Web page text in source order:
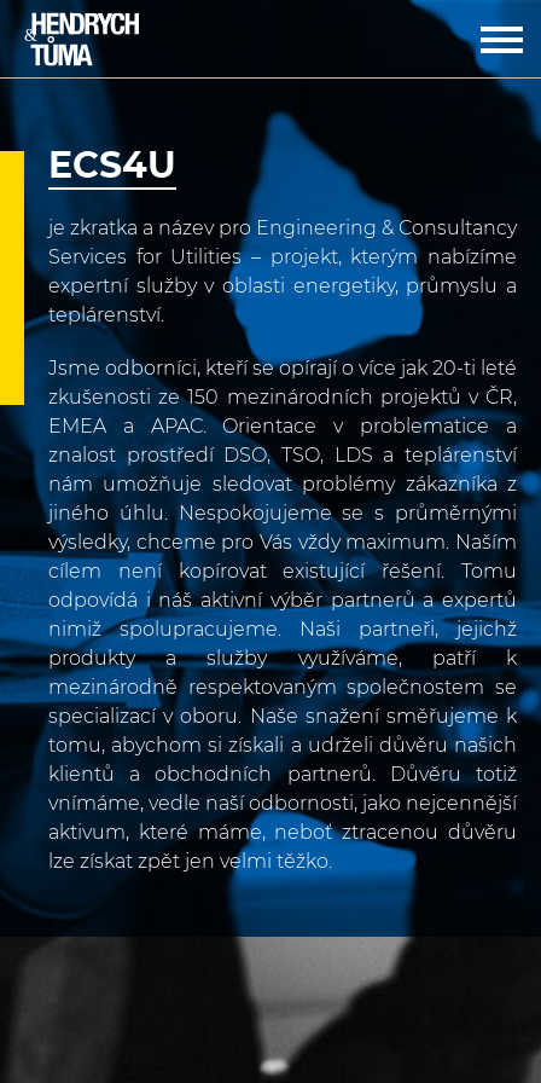
Miloš Tůma
O projektu
Portfolio služeb
Kontakty
ECS4U
je zkratka a název pro Engineering & Consultancy
Services for Utilities – projekt, kterým nabízíme
expertní služby v oblasti energetiky, průmyslu a
teplárenství.
Jsme odborníci, kteří se opírají o více jak 20-ti leté
zkušenosti ze 150 mezinárodních projektů v ČR,
EMEA a APAC. Orientace v problematice a
znalost prostředí DSO, TSO, LDS a teplárenství
nám umožňuje sledovat problémy zákazníka z
jiného úhlu. Nespokojujeme se s průměrnými
výsledky, chceme pro Vás vždy maximum. Naším
cílem není kopírovat existující řešení. Tomu
odpovídá i náš aktivní výběr partnerů a expertů
nimiž spolupracujeme. Naši partneři, jejichž
produkty a služby využíváme, patří k
mezinárodně respektovaným společnostem se
specializací v oboru. Naše snažení směřujeme k
tomu, abychom si získali a udrželi důvěru našich
klientů a obchodních partnerů. Důvěru totiž
vnímáme, vedle naší odbornosti, jako nejcennější
aktivum, které máme, neboť ztracenou důvěru
lze získat zpět jen velmi těžko.